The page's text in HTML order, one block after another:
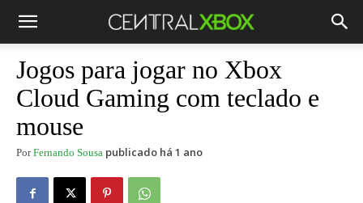
Jogos para jogar no Xbox
Cloud Gaming com teclado e
mouse
Por Fernando Sousa publicado há 1 ano